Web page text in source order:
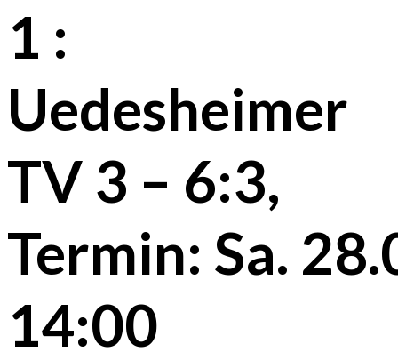
1 :
Uedesheimer
TV 3 – 6:3,
Termin: Sa.
14:00